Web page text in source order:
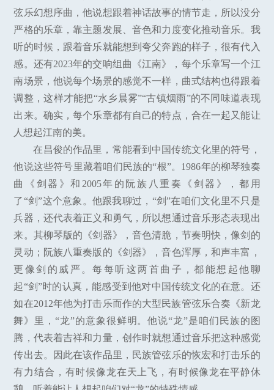
弦乐幻想序曲，他说想跟着神话故事的情节走，所以没分
严格的乐章，靠主题发展、音色和力度变化推动音乐。我
听的时候，跟着音乐就能想到夸父奔跑的样子，很有代入
感。还有2023年的交响组曲《江南》，每个乐章写一个江
南场景，他说每个场景的感觉不一样，曲式结构也得跟着
调整，这样才能把“水乡晨雾”“古镇烟雨”的不同味道表现
出来。确实，每个乐章都有自己的特点，合在一起又能让
人想起江南的美。
在昌俊的作品里，常能看到中国传统文化里的符号，
他说这些符号里藏着咱们民族的“根”。1986年的柳琴独奏
曲《剑器》和2005年的阮族八重奏《剑器》，都用
了“剑”这个意象。他跟我聊过，“剑”在咱们文化里不只是
兵器，还代表着正义和勇气，所以想通过音乐形态表现出
来。其柳琴版的《剑器》，音色清脆，节奏明快，像剑的
灵动；阮族八重奏版的《剑器》，音色浑厚，和声丰富，
更像剑的威严。每每听这两首曲子，都能想起他聊
起“剑”时的认真，能感受到他对中国传统文化的在意。还
如在2012年他为打击乐而作的大型民族管弦乐合奏《新龙
舞》里，“龙”的意象很鲜明。他说“龙”是咱们民族的图
腾，代表着吉祥和力量，创作时就想通过音乐把这种感觉
传出去。因此在该作品里，民族管弦乐的恢宏和打击乐的
有力结合，有时候像龙在天上飞，有时候像龙在平静休